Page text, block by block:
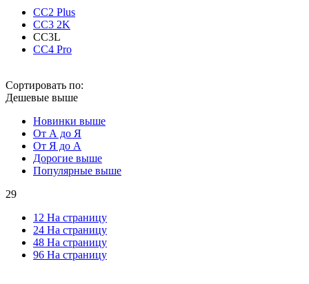
CC2 Plus
CC3 2K
CC3L
CC4 Pro
Сортировать по:
Дешевые выше
Новинки выше
От А до Я
От Я до А
Дорогие выше
Популярные выше
29
12 На страницу
24 На страницу
48 На страницу
96 На страницу